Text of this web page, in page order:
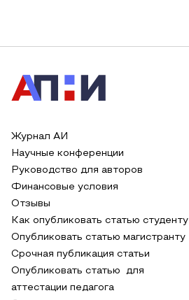
Журнал АИ
Научные конференции
Руководство для авторов
Финансовые условия
Отзывы
Как опубликовать статью студенту
Опубликовать статью магистранту
Срочная публикация статьи
Опубликовать статью для
аттестации педагога